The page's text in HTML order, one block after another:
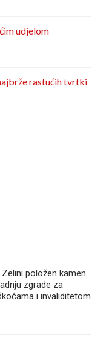
udjelom
rastućih tvrtki
položen kamen
zgrade za
i invaliditetom